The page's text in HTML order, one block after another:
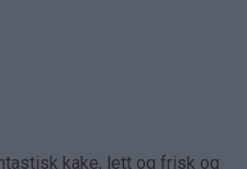
kake, lett og frisk og